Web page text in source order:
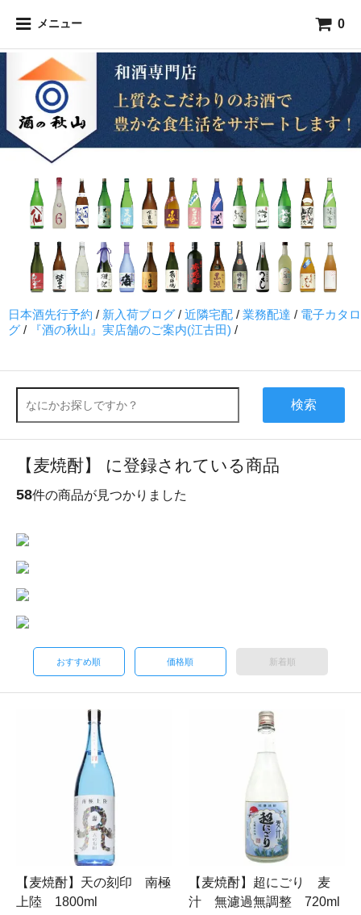
メニュー 0
日本酒先行予約 / 新入荷ブログ / 近隣宅配 / 業務配達 / 電子カタロ
グ / 『酒の秋山』実店舗のご案内(江古田) /
検索
【麦焼酎】 に登録されている商品
58件の商品が見つかりました
おすすめ順 価格順 新着順
【麦焼酎】天の刻印 南極
上陸 1800ml
【麦焼酎】超にごり 麦
汁 無濾過無調整 720ml